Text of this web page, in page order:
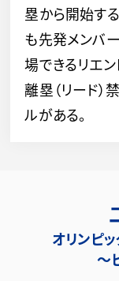
塁から開始す
も先発メンバ
場できるリエ
離塁（リード）
ルがある。
オリンピ
～